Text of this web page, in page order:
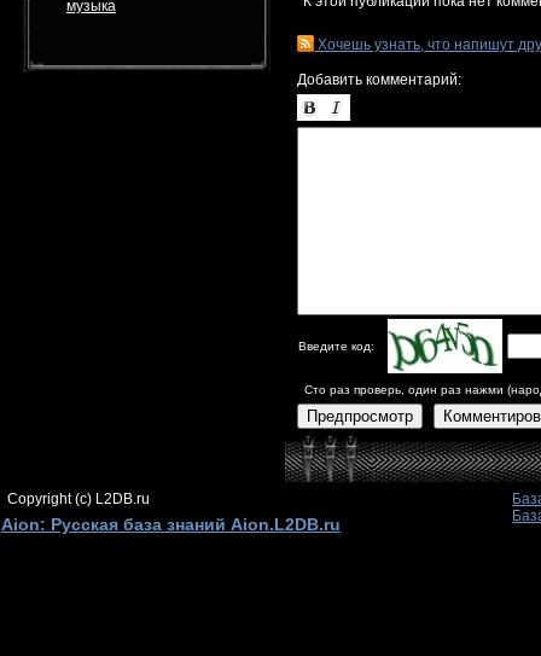
музыка
Хочешь узнать, что напишут
Добавить комментарий:
Введите код:
Сто раз проверь, один раз нажми
Предпросмотр
Copyright (c) L2DB.ru
Aion: Русская база знаний Aion.L2DB.ru